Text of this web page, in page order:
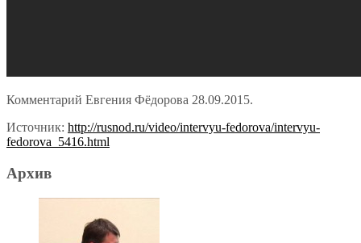
Комментарий Евгения Фёдорова 28.09.2015.
Источник: http://rusnod.ru/video/intervyu-fedorova/intervyu-
fedorova_5416.html
Архив